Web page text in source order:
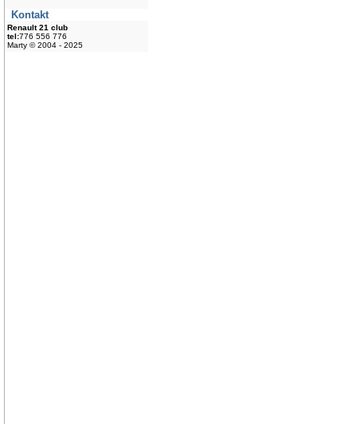
Kontakt
Renault 21 club
tel:776 556 776
Marty © 2004 - 2025